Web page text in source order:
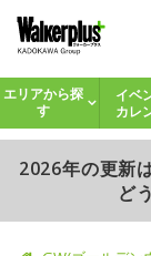
エリアから探
す
イベ
カレ
2026年の更新
ど